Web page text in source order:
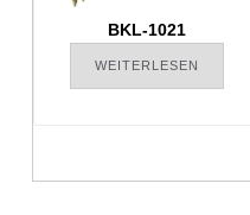
BKL-1021
WEITERLESEN